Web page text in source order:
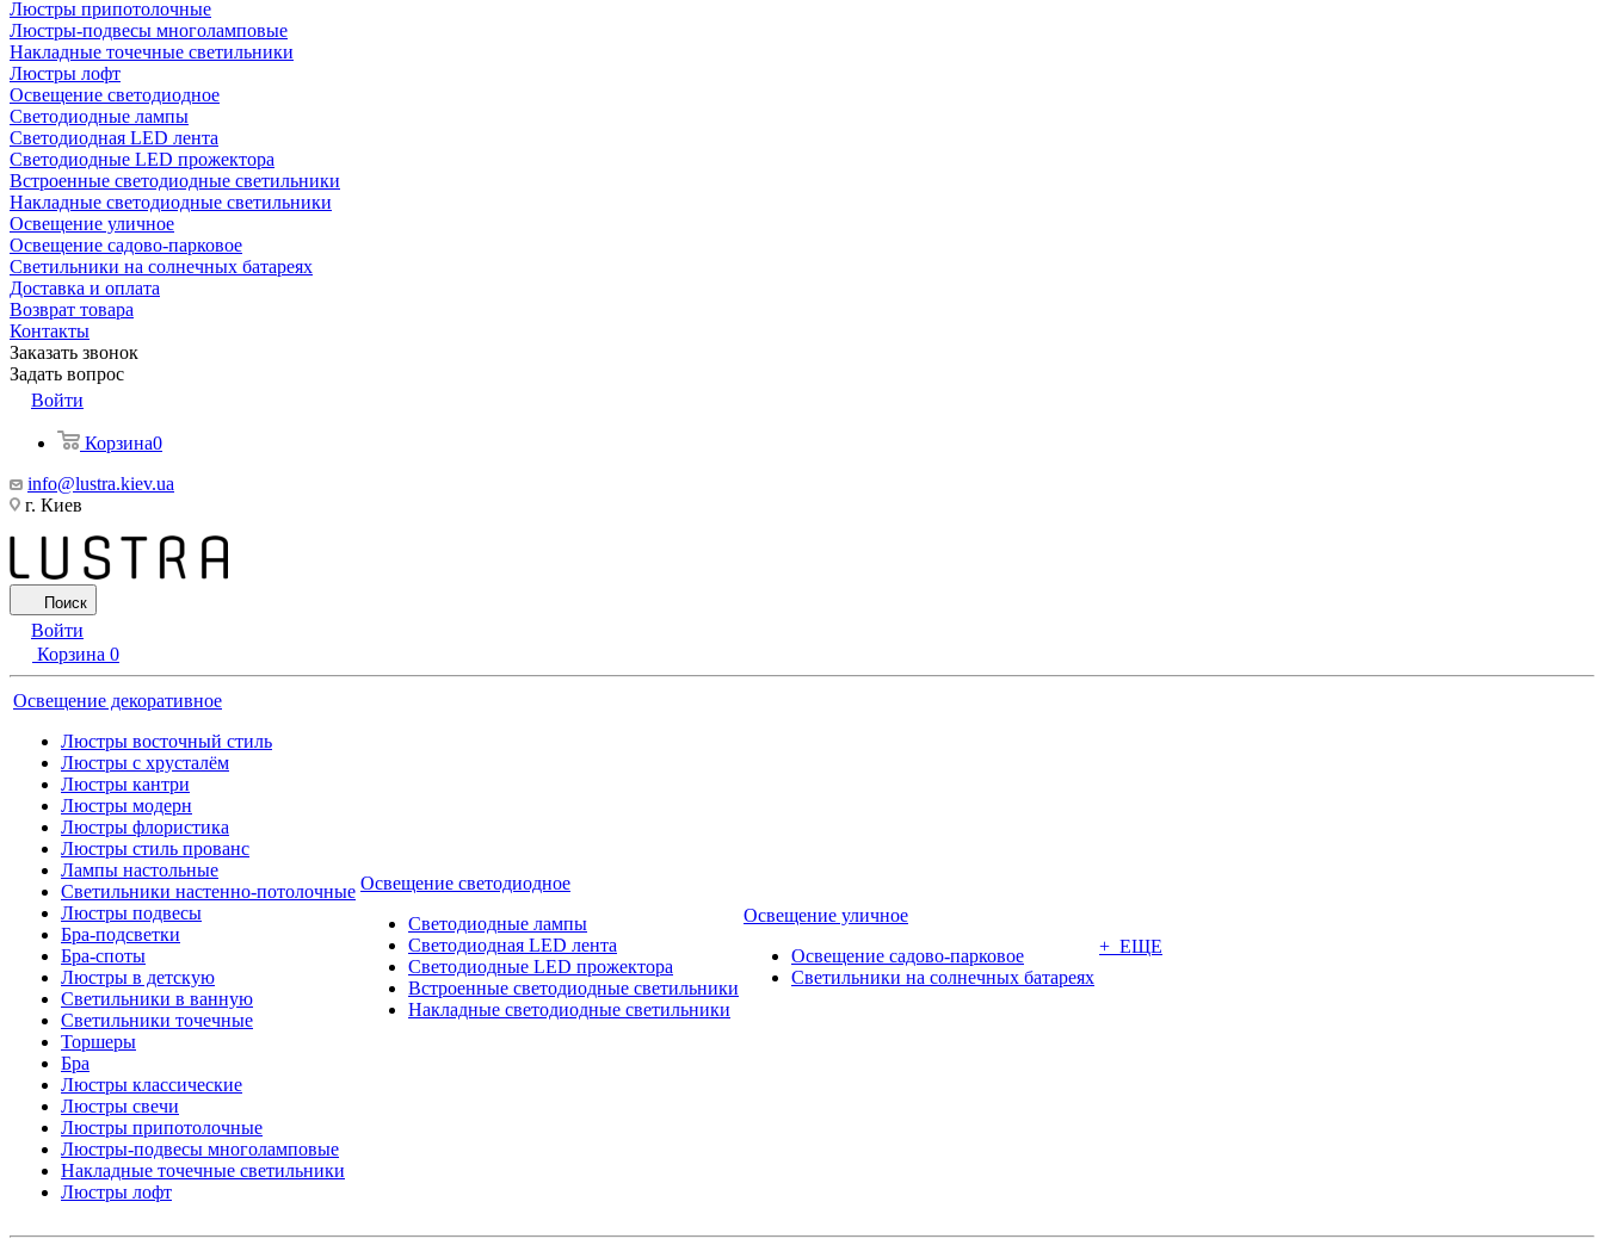
Люстры припотолочные
Люстры-подвесы многоламповые
Накладные точечные светильники
Люстры лофт
Освещение светодиодное
Светодиодные лампы
Светодиодная LED лента
Светодиодные LED прожектора
Встроенные светодиодные светильники
Накладные светодиодные светильники
Освещение уличное
Освещение садово-парковое
Светильники на солнечных батареях
Доставка и оплата
Возврат товара
Контакты
Заказать звонок
Задать вопрос
Войти
Корзина0
info@lustra.kiev.ua
г. Киев
Поиск
Войти
Корзина 0
Освещение декоративное
Люстры восточный стиль
Люстры с хрусталём
Люстры кантри
Люстры модерн
Люстры флористика
Люстры стиль прованс
Лампы настольные
Светильники настенно-потолочные
Люстры подвесы
Бра-подсветки
Бра-споты
Люстры в детскую
Светильники в ванную
Светильники точечные
Торшеры
Бра
Люстры классические
Люстры свечи
Люстры припотолочные
Люстры-подвесы многоламповые
Накладные точечные светильники
Люстры лофт
Освещение светодиодное
Светодиодные лампы
Светодиодная LED лента
Светодиодные LED прожектора
Встроенные светодиодные светильники
Накладные светодиодные светильники
Освещение уличное
Освещение садово-парковое
Светильники на солнечных батареях
+ ЕЩЕ